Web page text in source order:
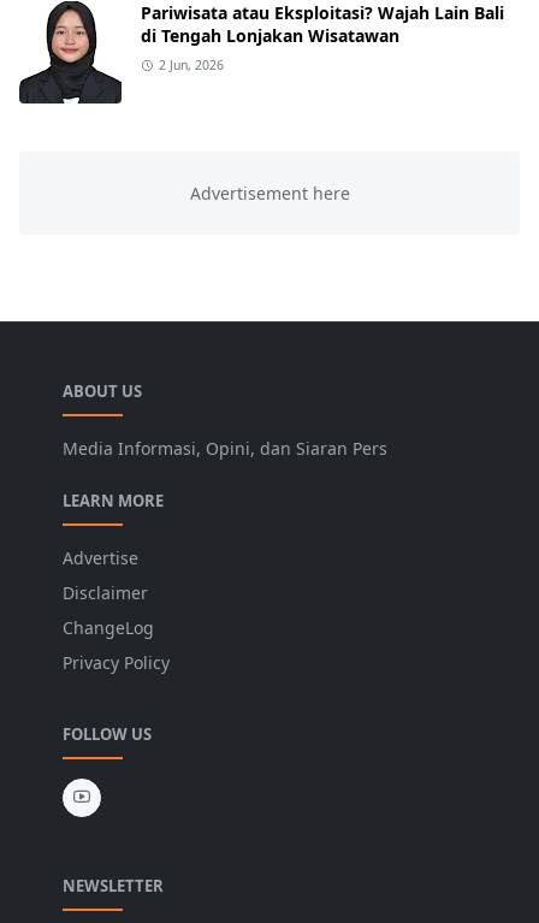
Pariwisata atau Eksploitasi? Wajah Lain Bali
di Tengah Lonjakan Wisatawan
2 Jun, 2026
ABOUT US
Media Informasi, Opini, dan Siaran Pers
LEARN MORE
Advertise
Disclaimer
ChangeLog
Privacy Policy
FOLLOW US
NEWSLETTER